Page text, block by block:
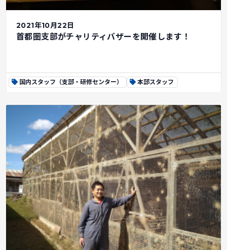
2021年10月22日
首都圏支部がチャリティバザーを開催します！
国内スタッフ（支部・研修センター） 本部スタッフ